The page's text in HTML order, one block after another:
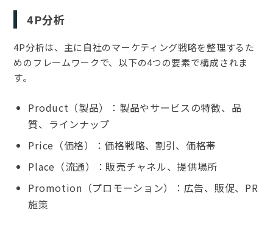
4P分析
4P分析は、主に自社のマーケティング戦略を整理するた
めのフレームワークで、以下の4つの要素で構成されま
す。
Product（製品）：製品やサービスの特徴、品
質、ラインナップ
Price（価格）：価格戦略、割引、価格帯
Place（流通）：販売チャネル、提供場所
Promotion（プロモーション）：広告、販促、PR
施策